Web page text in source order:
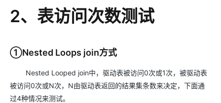
2、表访问次数测试
①Nested Loops join方式
Nested Looped join中，驱动表被访问0次或1次，被驱动表
被访问0次或N次，N由驱动表返回的结果集条数来决定，下面通
过4种情况来测试。